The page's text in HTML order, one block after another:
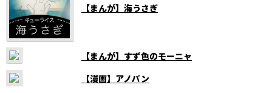
【まんが】海うさぎ
【まんが】すず色のモーニャ
【漫画】アノパン